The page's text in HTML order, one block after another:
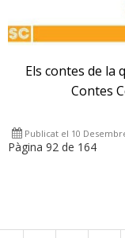
Els contes de la
Contes
Publicat el 10
Pàgina 92 de 164